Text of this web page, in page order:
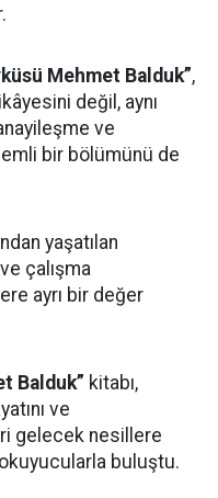
Mehmet Balduk”,
değil, aynı
ve
bir bölümünü de
yaşatılan
ve çalışma
ayrı bir değer
Balduk” kitabı,
ve
gelecek nesillere
buluştu.